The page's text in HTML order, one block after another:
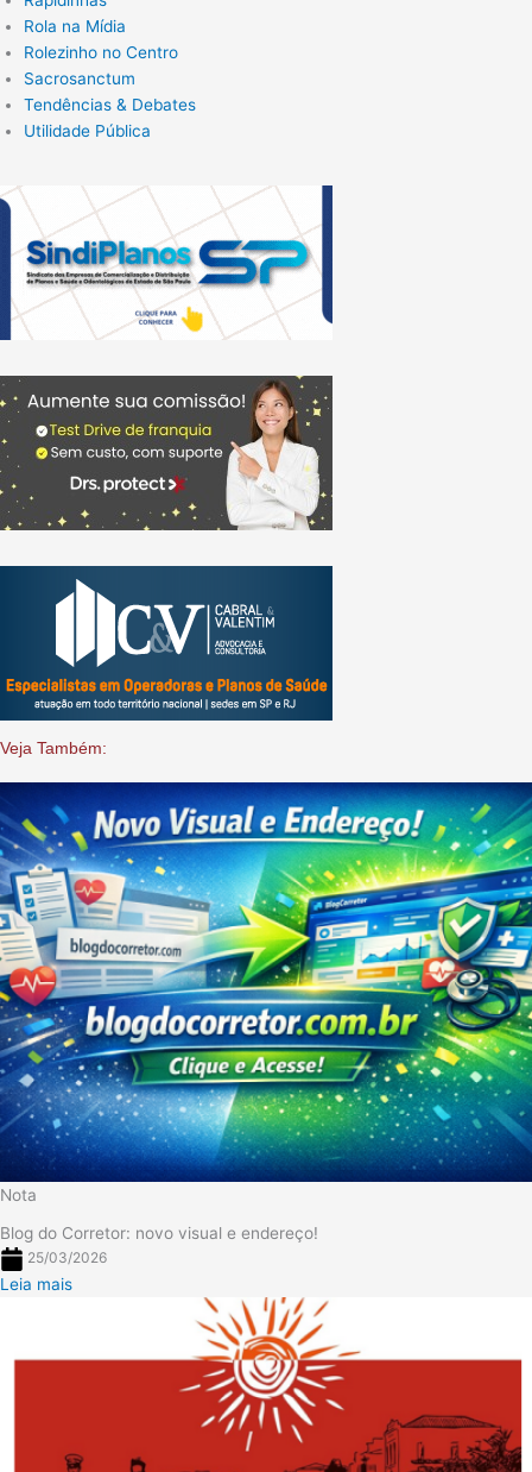
Rola na Mídia
Rolezinho no Centro
Sacrosanctum
Tendências & Debates
Utilidade Pública
Veja Também:
Nota
Blog do Corretor: novo visual e endereço!
25/03/2026
Leia mais